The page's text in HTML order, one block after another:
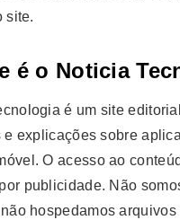
site.
é o Noticia
é um site
e explicações sobre
O acesso ao
publicidade. Não
hospedamos arquivos